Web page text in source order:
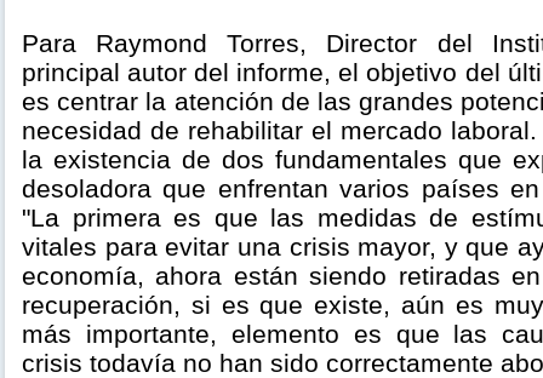
Para Raymond Torres, Director del
principal autor del informe, el objetivo del
es centrar la atención de las grandes
necesidad de rehabilitar el mercado
la existencia de dos fundamentales que
desoladora que enfrentan varios países
"La primera es que las medidas de
vitales para evitar una crisis mayor, y que
economía, ahora están siendo retiradas
recuperación, si es que existe, aún es
más importante, elemento es que las
crisis todavía no han sido correctamente